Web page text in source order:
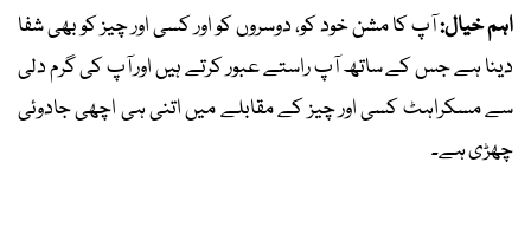
اہم خیال:آپ کا مشن خود کو، دوسروں کو اور کسی اور چیز کو بھی شفا
دینا ہے جس کے ساتھ آپ راستے عبور کرتے ہیں اور آپ کی گرم دلی
سے مسکراہٹ کسی اور چیز کے مقابلے میں اتنی ہی اچھی جادوئی
چھڑی ہے۔